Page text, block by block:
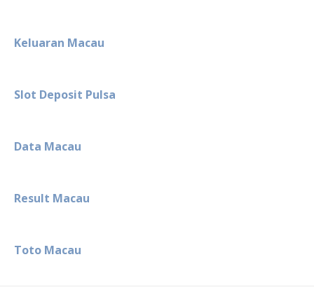
Keluaran Macau
Slot Deposit Pulsa
Data Macau
Result Macau
Toto Macau